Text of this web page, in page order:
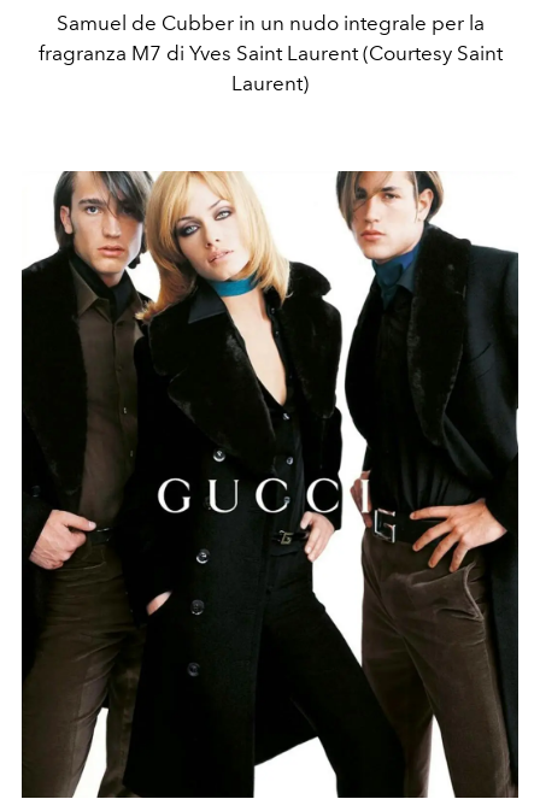
Samuel de Cubber in un nudo integrale per la
fragranza M7 di Yves Saint Laurent (Courtesy Saint
Laurent)